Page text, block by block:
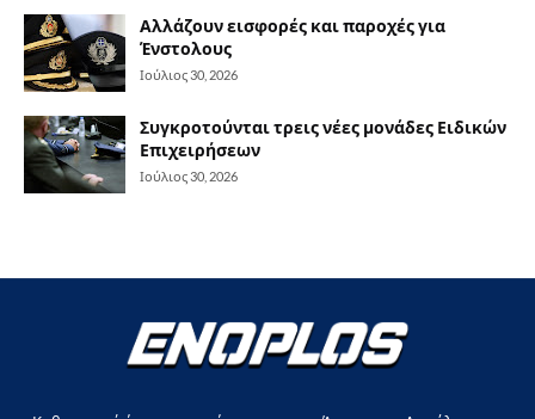
Αλλάζουν εισφορές και παροχές για
Ένστολους
Ιούλιος 30, 2026
Συγκροτούνται τρεις νέες μονάδες Ειδικών
Επιχειρήσεων
Ιούλιος 30, 2026